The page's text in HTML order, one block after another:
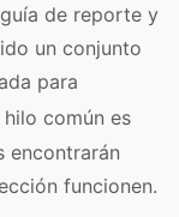
de reporte y
un conjunto
para
hilo común es
encontrarán
funcionen.